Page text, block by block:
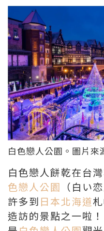
白色戀人公園 。圖片來
白色戀人餅乾在台
色戀人公園 （白い
許多到 日本北海道
造訪的景點之一啦！